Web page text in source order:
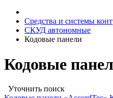
Средства и системы
СКУД автономные
Кодовые панели
Кодовые
Уточнить поиск